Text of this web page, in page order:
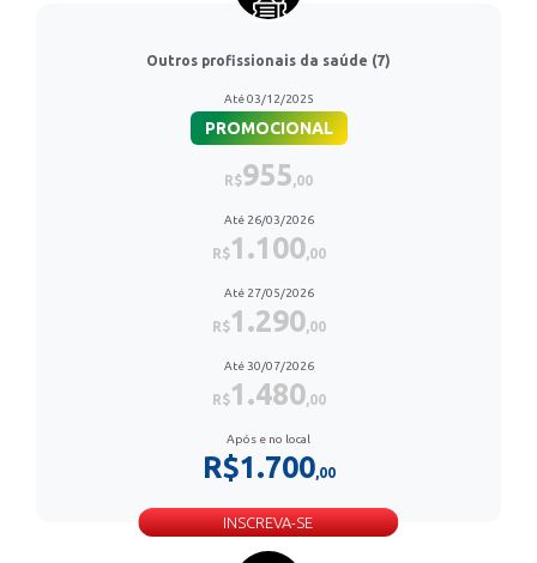
Outros profissionais da saúde (7)
Até 03/12/2025
PROMOCIONAL
R$955,00
Até 26/03/2026
R$1.100,00
Até 27/05/2026
R$1.290,00
Até 30/07/2026
R$1.480,00
Após e no local
R$1.700,00
INSCREVA-SE